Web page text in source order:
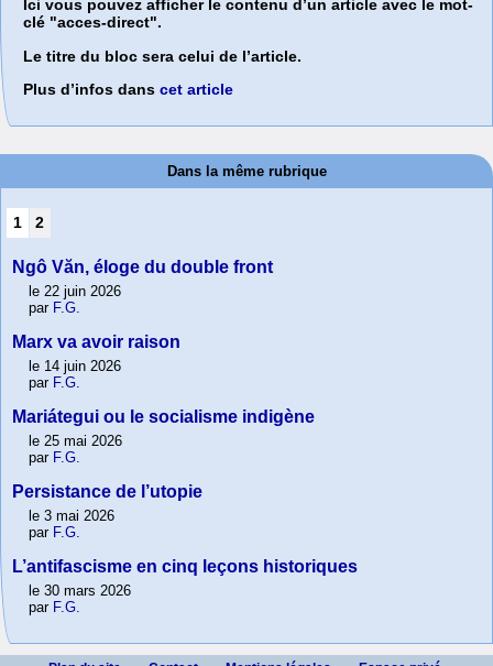
Ici vous pouvez afficher le contenu d’un article avec le mot-
clé "acces-direct".
Le titre du bloc sera celui de l’article.
Plus d’infos dans cet article
Dans la même rubrique
1 2
Ngô Văn, éloge du double front
le 22 juin 2026
par F.G.
Marx va avoir raison
le 14 juin 2026
par F.G.
Mariátegui ou le socialisme indigène
le 25 mai 2026
par F.G.
Persistance de l’utopie
le 3 mai 2026
par F.G.
L’antifascisme en cinq leçons historiques
le 30 mars 2026
par F.G.